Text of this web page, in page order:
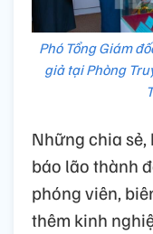
Phó Tổng Giám
giả tại Phòng
Những chia
báo lão thành
phóng viên,
thêm kinh